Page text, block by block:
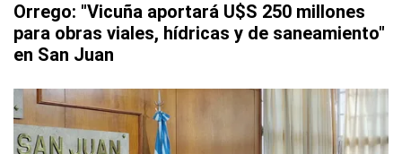
Orrego: "Vicuña aportará U$S 250 millones
para obras viales, hídricas y de saneamiento"
en San Juan